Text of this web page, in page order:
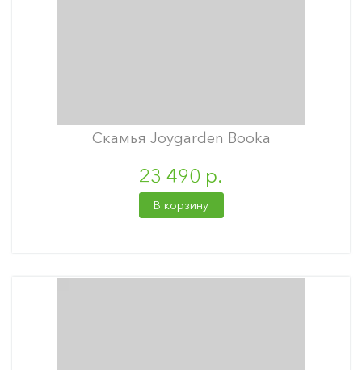
Скамья Joygarden Booka
23 490 р.
В корзину